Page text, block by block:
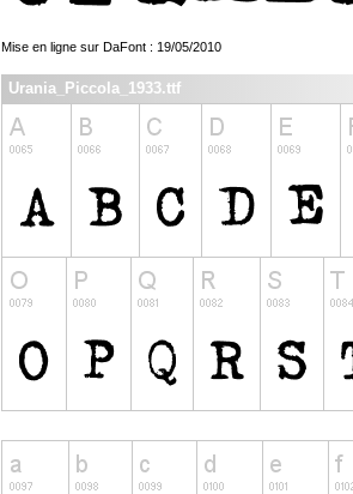
Mise en ligne sur DaFont : 19/05/2010
Urania_Piccola_1933.ttf